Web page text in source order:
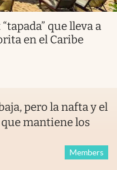
que lleva a
en el Caribe
pero la nafta y el
mantiene los
Members